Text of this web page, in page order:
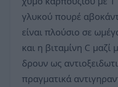
γλυκού πουρέ
είναι πλούσιο σε
και η βιταμίνη C μαζί
δρουν ως
πραγματικά